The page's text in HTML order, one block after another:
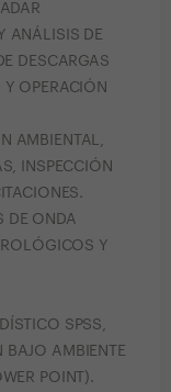
ANÁLISIS DE
DESCARGAS
OPERACIÓN
AMBIENTAL,
INSPECCIÓN
DE ONDA
Y
SPSS,
BAJO AMBIENTE
POINT).